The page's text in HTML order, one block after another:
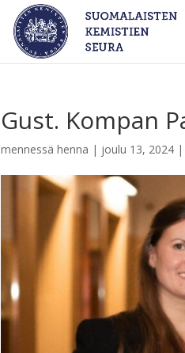
Gust. Kompan
mennessähenna | joulu 13, 2024 |